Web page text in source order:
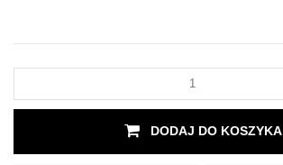
DODAJ DO KOSZYKA